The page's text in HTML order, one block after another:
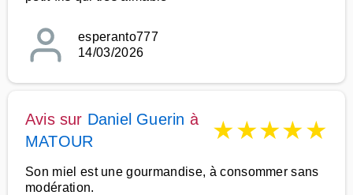
esperanto777
14/03/2026
Avis sur Daniel Guerin à
MATOUR
★★★★★
Son miel est une gourmandise, à consommer sans
modération.